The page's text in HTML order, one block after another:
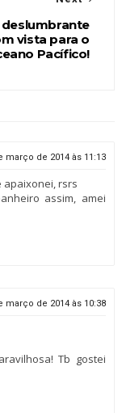
deslumbrante
vista para o
Pacífico!
março de 2014 às 11:13
apaixonei, rsrs
assim, amei
março de 2014 às 10:38
Tb gostei